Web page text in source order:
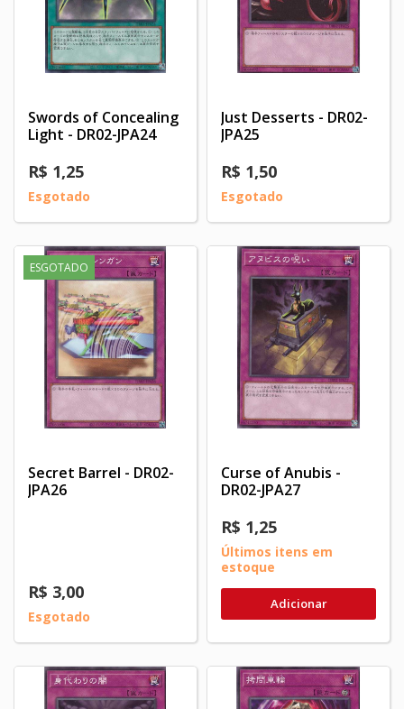
Swords of Concealing
Light - DR02-JPA24
R$ 1,25
Esgotado
Just Desserts - DR02-
JPA25
R$ 1,50
Esgotado
ESGOTADO
Secret Barrel - DR02-
JPA26
R$ 3,00
Esgotado
Curse of Anubis -
DR02-JPA27
R$ 1,25
Últimos itens em
estoque
Adicionar